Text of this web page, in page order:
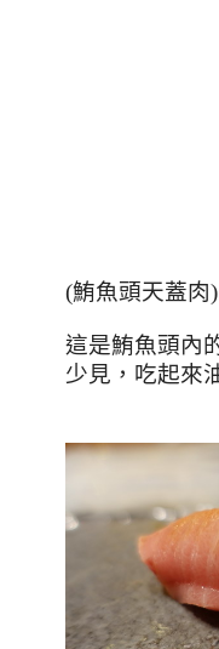
(鮪魚頭天蓋肉)
這是鮪魚頭內
少見，吃起來